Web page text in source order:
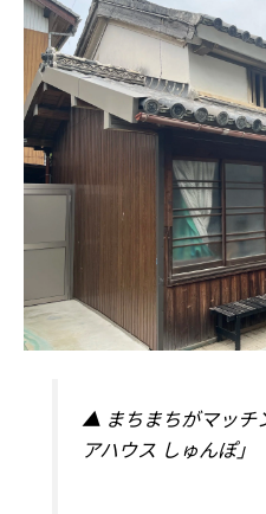
▲ まちまちがマッチ
アハウス しゅんぽ」